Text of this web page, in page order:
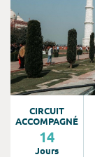
CIRCUIT
ACCOMPAGNÉ
14
Jours